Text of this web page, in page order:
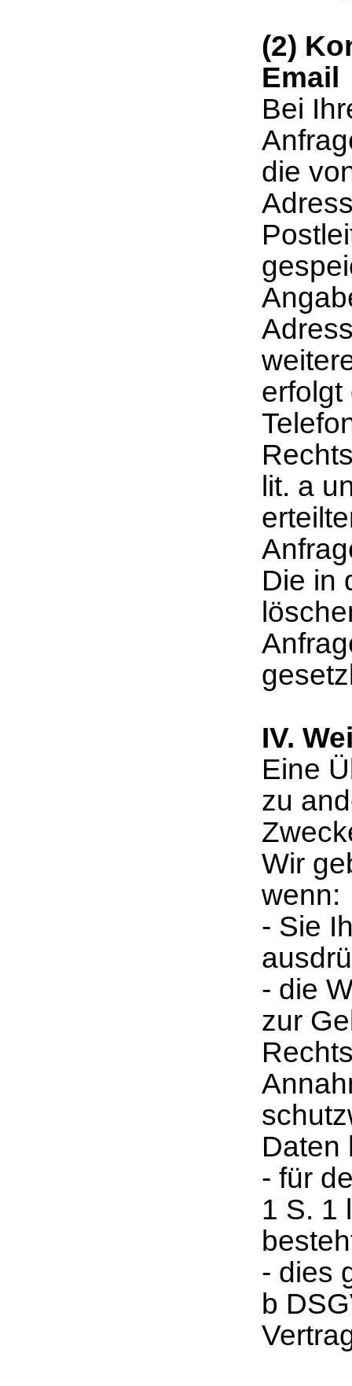
(2)
Email
Bei
die
erfolgt
lit. a
Die in
IV.
Eine
zu
Wir
wenn:
- Sie
- die
zur
Daten
- für
1 S. 1
- dies
b